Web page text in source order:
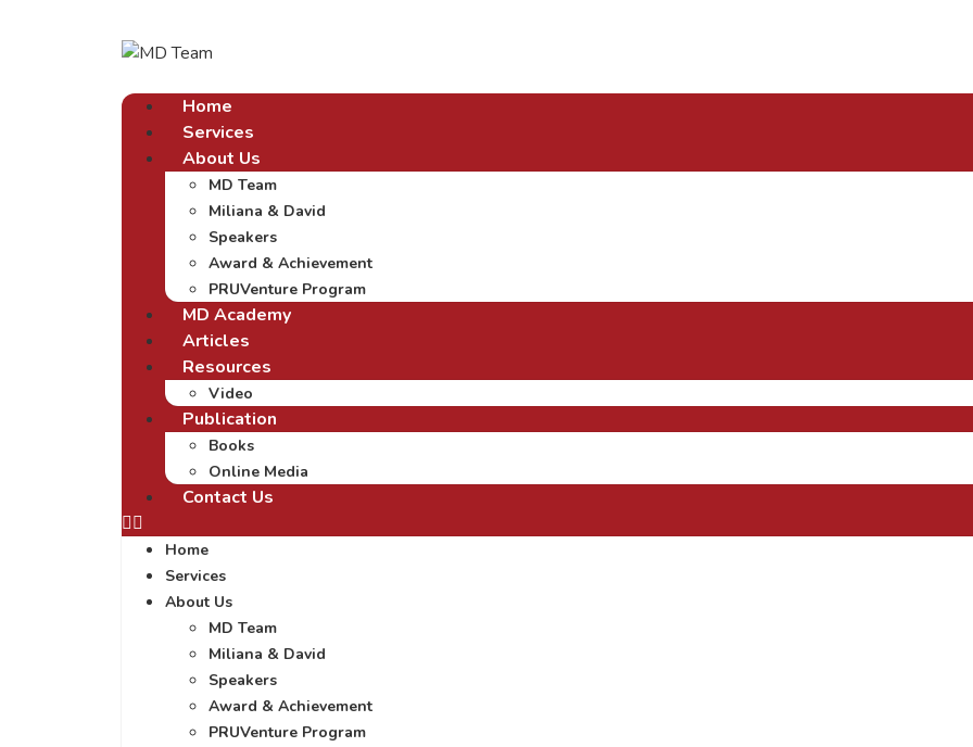
Home
Services
About Us
MD Team
Miliana & David
Speakers
Award & Achievement
PRUVenture Program
MD Academy
Articles
Resources
Video
Publication
Books
Online Media
Contact Us
Home
Services
About Us
MD Team
Miliana & David
Speakers
Award & Achievement
PRUVenture Program